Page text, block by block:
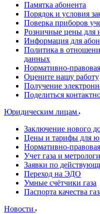
Памятка абонента
Порядок и условия
Поверка приборов
Розничные цены для
Информация для
Политика в
данных
Нормативно-правовая
Оцените нашу работу
Получение
Поделиться
Юридическим лицам
Заключение нового
Цены и тарифы для
Нормативно-правовая
Учет газа и
Заявки по
Переход на ЭДО
Умные счётчики газа
Паспорта качества
Новости